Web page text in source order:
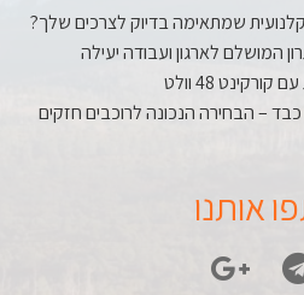
שמתאימה בדיוק לצרכים שלך?
המושלם לארגון ועבודה יעילה
48 וולט
– הבחירה הנכונה לרוכבים חזקים
אותנו